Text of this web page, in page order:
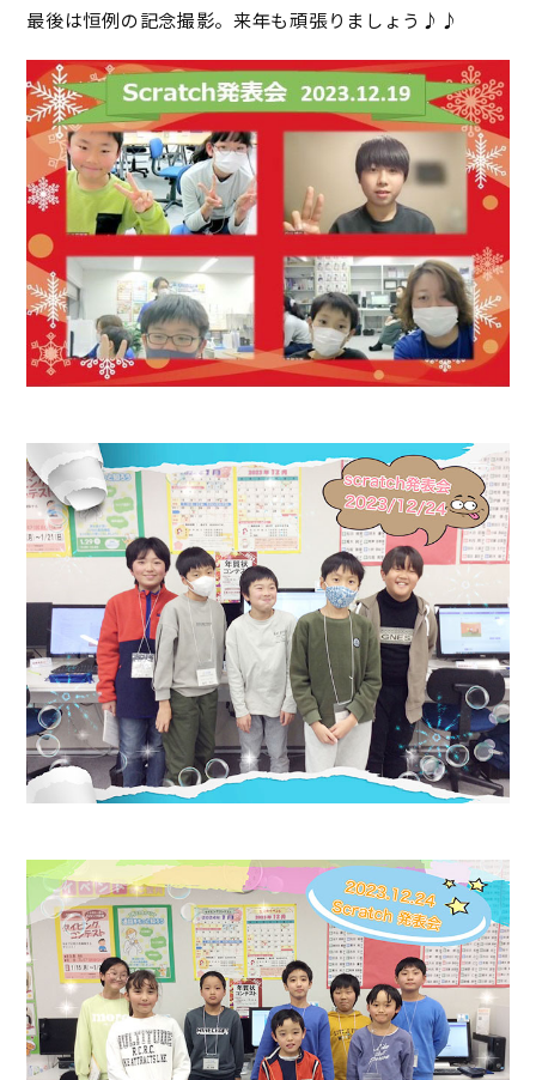
最後は恒例の記念撮影。来年も頑張りましょう♪♪